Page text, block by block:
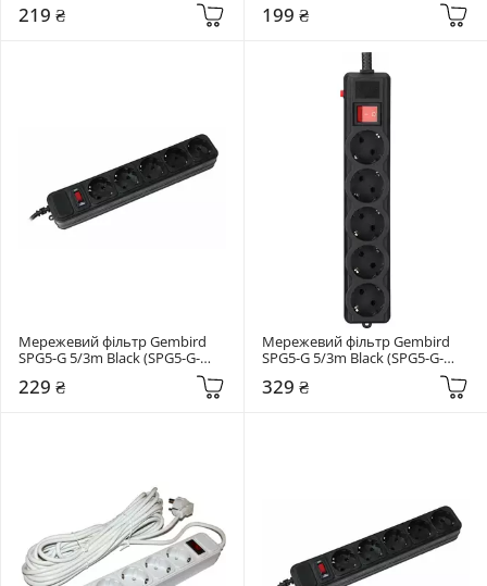
219 ₴ 199 ₴
Мережевий фільтр Gembird
SPG5-G 5/3m Black (SPG5-G-
229 ₴
Мережевий фільтр Gembird
SPG5-G 5/3m Black (SPG5-G-
329 ₴